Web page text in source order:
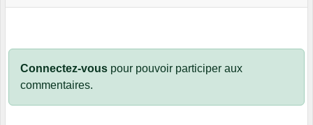
Connectez-vous pour pouvoir participer aux
commentaires.